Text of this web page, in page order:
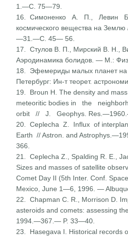
1.—С. 75—79.
16. Симоненко А. П., Левин
космического вещества на
—31.—С. 45— 56.
17. Стулов В. П., Мирский В. Н.,
Аэродинамика болидов. — М.:
18. Эфемериды малых планет на
Петербург: Ин-т теорет.
19. Broun H. The density and
meteoritic bodies in the
orbit // J. Geophys.
20. Ceplecha Z. Influx of
Earth // Astron. and
366.
21. Ceplecha Z., Spalding R. E.,
Sizes and masses of satellite
Comet Day II (5th Inter. Conf.
Mexico, June 1—6, 1996. —
22. Chapman C. R., Morrison D.
asteroids and comets: assessing
1994.—367.— P. 33—40.
23. Hasegava I. Historical records